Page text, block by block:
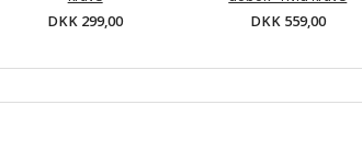
DKK 299,00
DKK 559,00